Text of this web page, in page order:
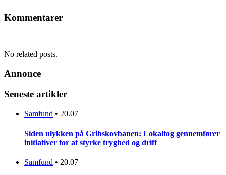
Kommentarer
No related posts.
Annonce
Seneste artikler
Samfund • 20.07
Siden ulykken på Gribskovbanen: Lokaltog gennemfører
initiativer for at styrke tryghed og drift
Samfund • 20.07